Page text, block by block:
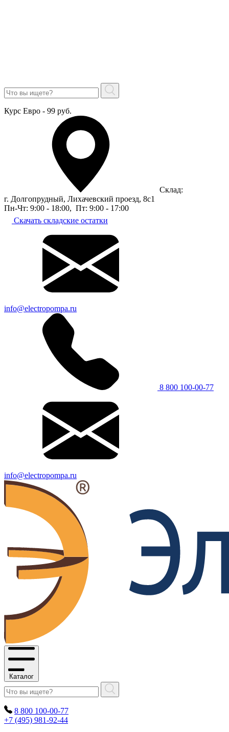
Курс Евро - 99 руб.
Склад:
г. Долгопрудный, Лихачевский проезд, 8c1
Пн-Чт: 9:00 - 18:00, Пт: 9:00 - 17:00
Скачать складские остатки
info@electropompa.ru
8 800 100-00-77
info@electropompa.ru
Каталог
8 800 100-00-77
+7 (495) 981-92-44